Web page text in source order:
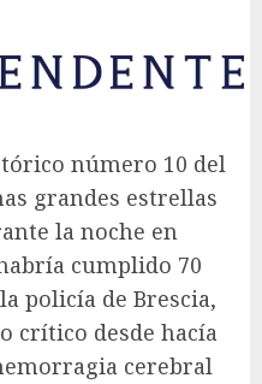
número 10 del
grandes estrellas
la noche en
cumplido 70
policía de Brescia,
crítico desde hacía
cerebral